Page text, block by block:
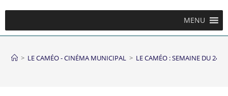
MENU
> LE CAMÉO - CINÉMA MUNICIPAL > LE CAMÉO : SEMAINE DU 24